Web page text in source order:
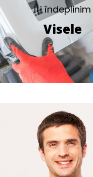
Îți îndeplinim
Visele